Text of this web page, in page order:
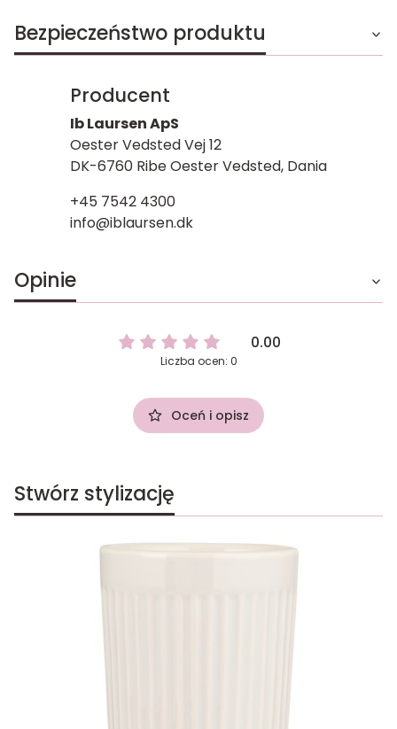
Bezpieczeństwo produktu
Producent
Ib Laursen ApS
Oester Vedsted Vej 12
DK-6760 Ribe Oester Vedsted, Dania
+45 7542 4300
info@iblaursen.dk
Opinie
0.00
Liczba ocen: 0
Oceń i opisz
Stwórz stylizację